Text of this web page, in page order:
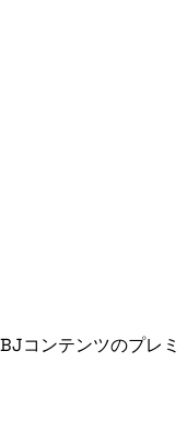
コンテンツのプレミ